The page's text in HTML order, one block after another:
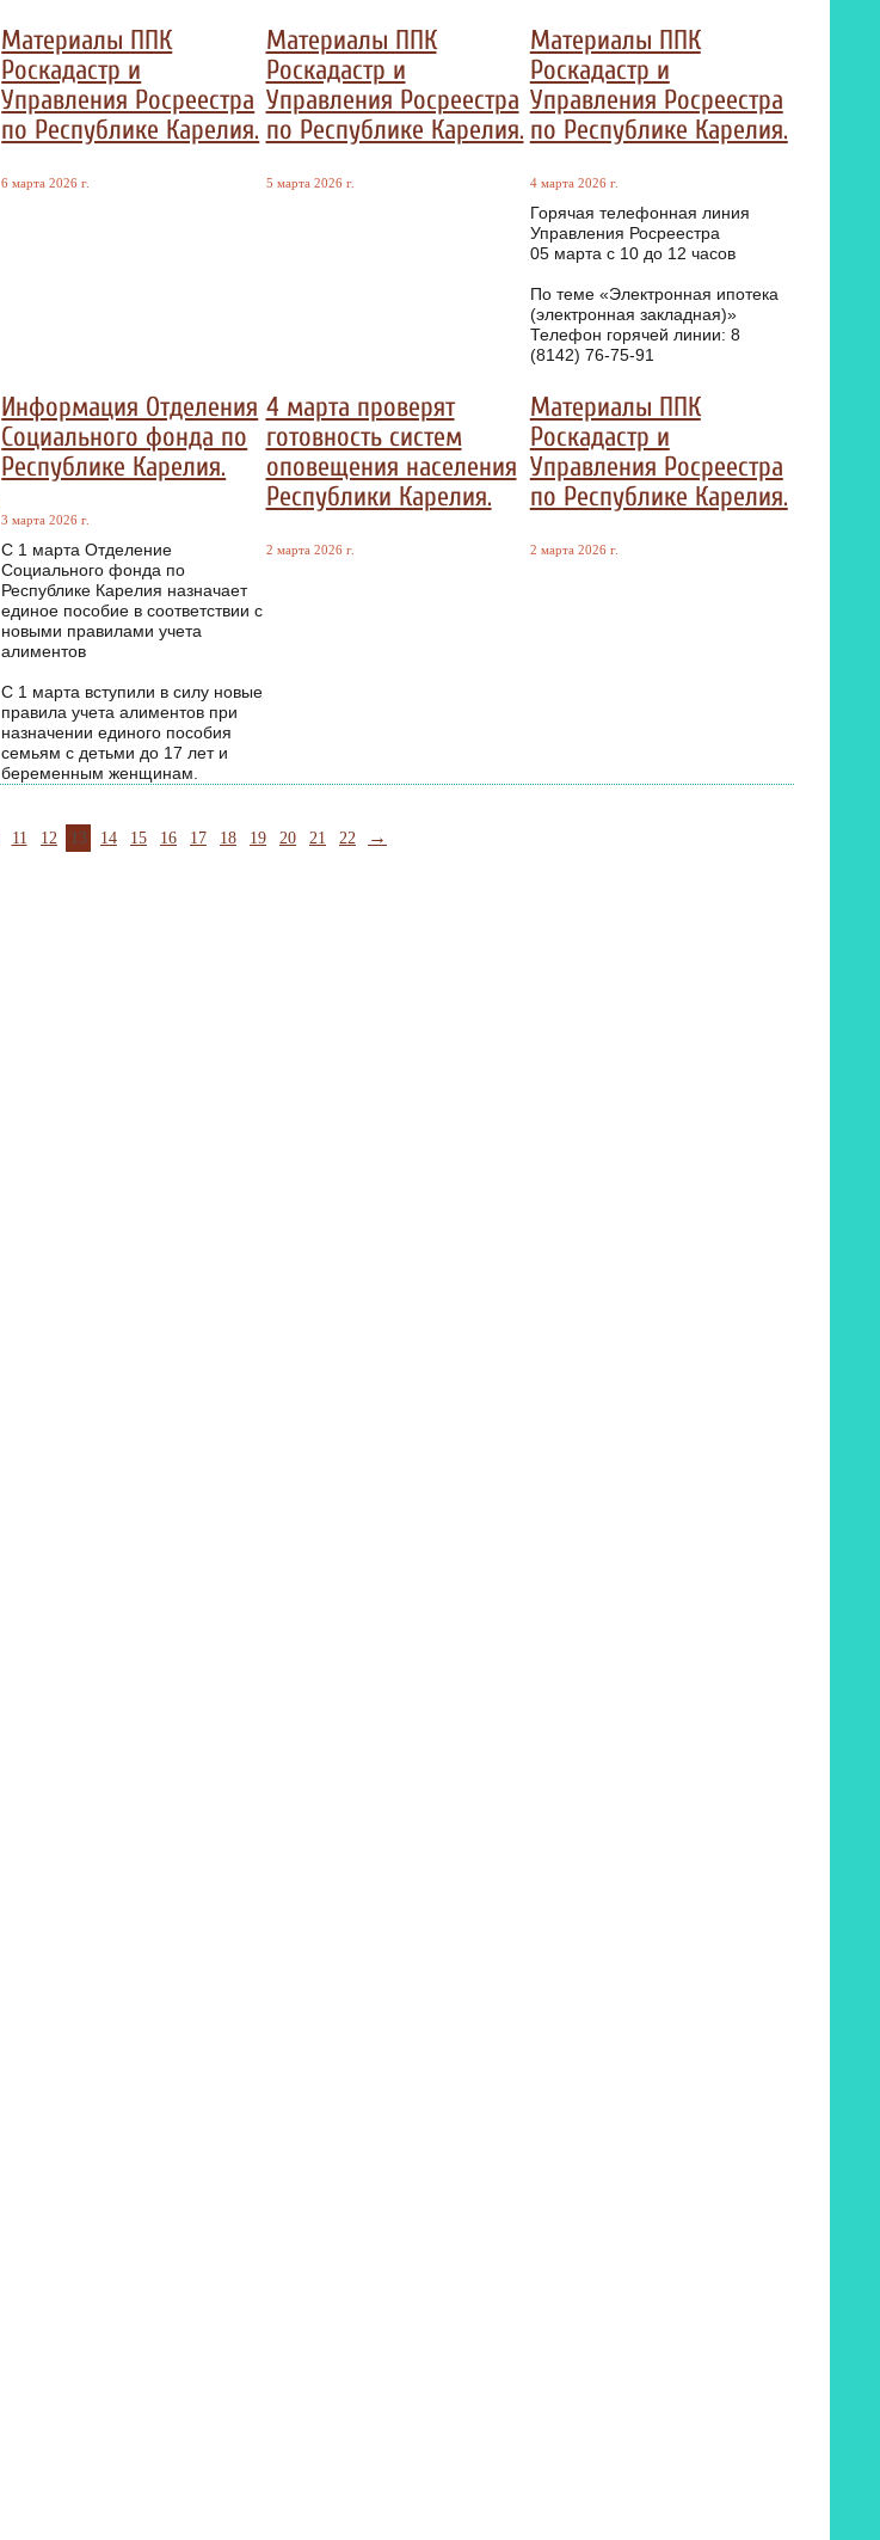
Материалы ППК
Роскадастр и
Управления Росреестра
по Республике Карелия.
6 марта 2026 г.
Материалы ППК
Роскадастр и
Управления Росреестра
по Республике Карелия.
5 марта 2026 г.
Материалы ППК
Роскадастр и
Управления Росреестра
по Республике Карелия.
4 марта 2026 г.
Горячая телефонная линия
Управления Росреестра
05 марта с 10 до 12 часов
По теме «Электронная ипотека
(электронная закладная)»
Телефон горячей линии: 8
(8142) 76-75-91
Информация Отделения
Социального фонда по
Республике Карелия.
3 марта 2026 г.
С 1 марта Отделение
Социального фонда по
Республике Карелия назначает
единое пособие в соответствии с
новыми правилами учета
алиментов
С 1 марта вступили в силу новые
правила учета алиментов при
назначении единого пособия
семьям с детьми до 17 лет и
беременным женщинам.
4 марта проверят
готовность систем
оповещения населения
Республики Карелия.
2 марта 2026 г.
Материалы ППК
Роскадастр и
Управления Росреестра
по Республике Карелия.
2 марта 2026 г.
11 12 13 14 15 16 17 18 19 20 21 22 →